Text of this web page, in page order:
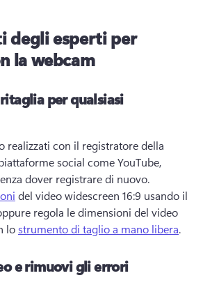
degli esperti per
la webcam
per qualsiasi
realizzati con il registratore della
social come YouTube,
del video widescreen 16:9 usando il
regola le dimensioni del video
lo strumento di taglio a mano libera.
e rimuovi gli errori